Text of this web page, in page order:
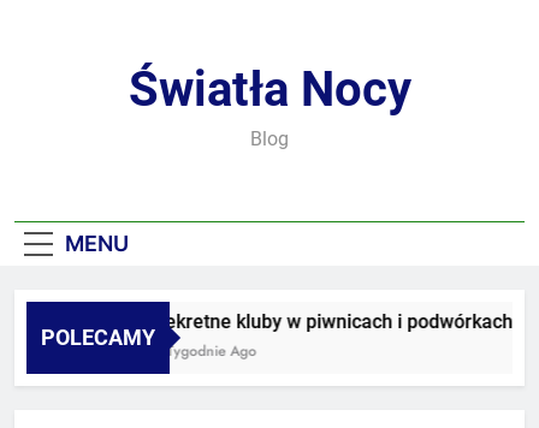
Światła Nocy
Blog
MENU
POLECAMY
Sekretne kluby w piwnicach i podwórkach
3 Tygodnie Ago